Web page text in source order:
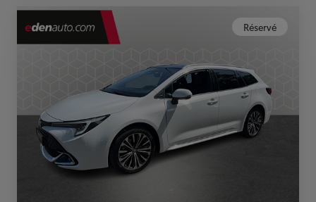
Réservé